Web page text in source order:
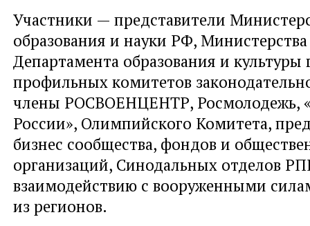
Участники — представители
образования и науки РФ,
Департамента образования и
профильных комитетов
члены РОСВОЕНЦЕНТР,
России», Олимпийского Комитета,
бизнес сообщества, фондов и
организаций, Синодальных отделов
взаимодействию с вооруженными
из регионов.